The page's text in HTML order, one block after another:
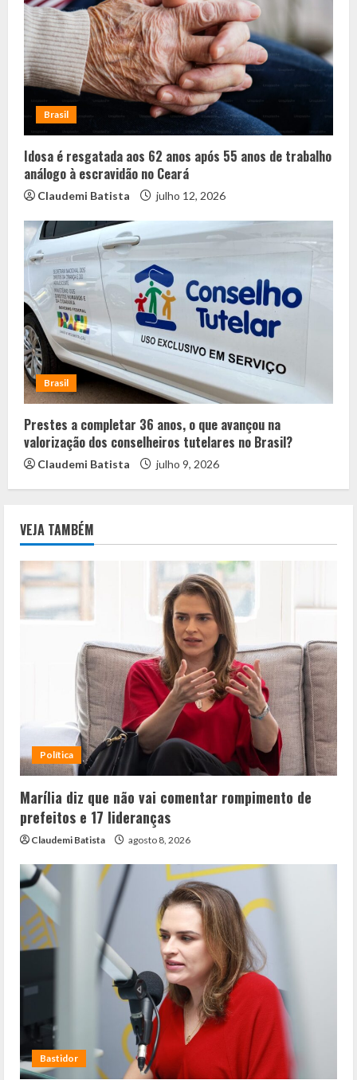
Brasil
Idosa é resgatada aos 62 anos após 55 anos de trabalho
análogo à escravidão no Ceará
Claudemi Batista julho 12, 2026
Brasil
Prestes a completar 36 anos, o que avançou na
valorização dos conselheiros tutelares no Brasil?
Claudemi Batista julho 9, 2026
VEJA TAMBÉM
Política
Marília diz que não vai comentar rompimento de
prefeitos e 17 lideranças
Claudemi Batista agosto 8, 2026
Bastidor